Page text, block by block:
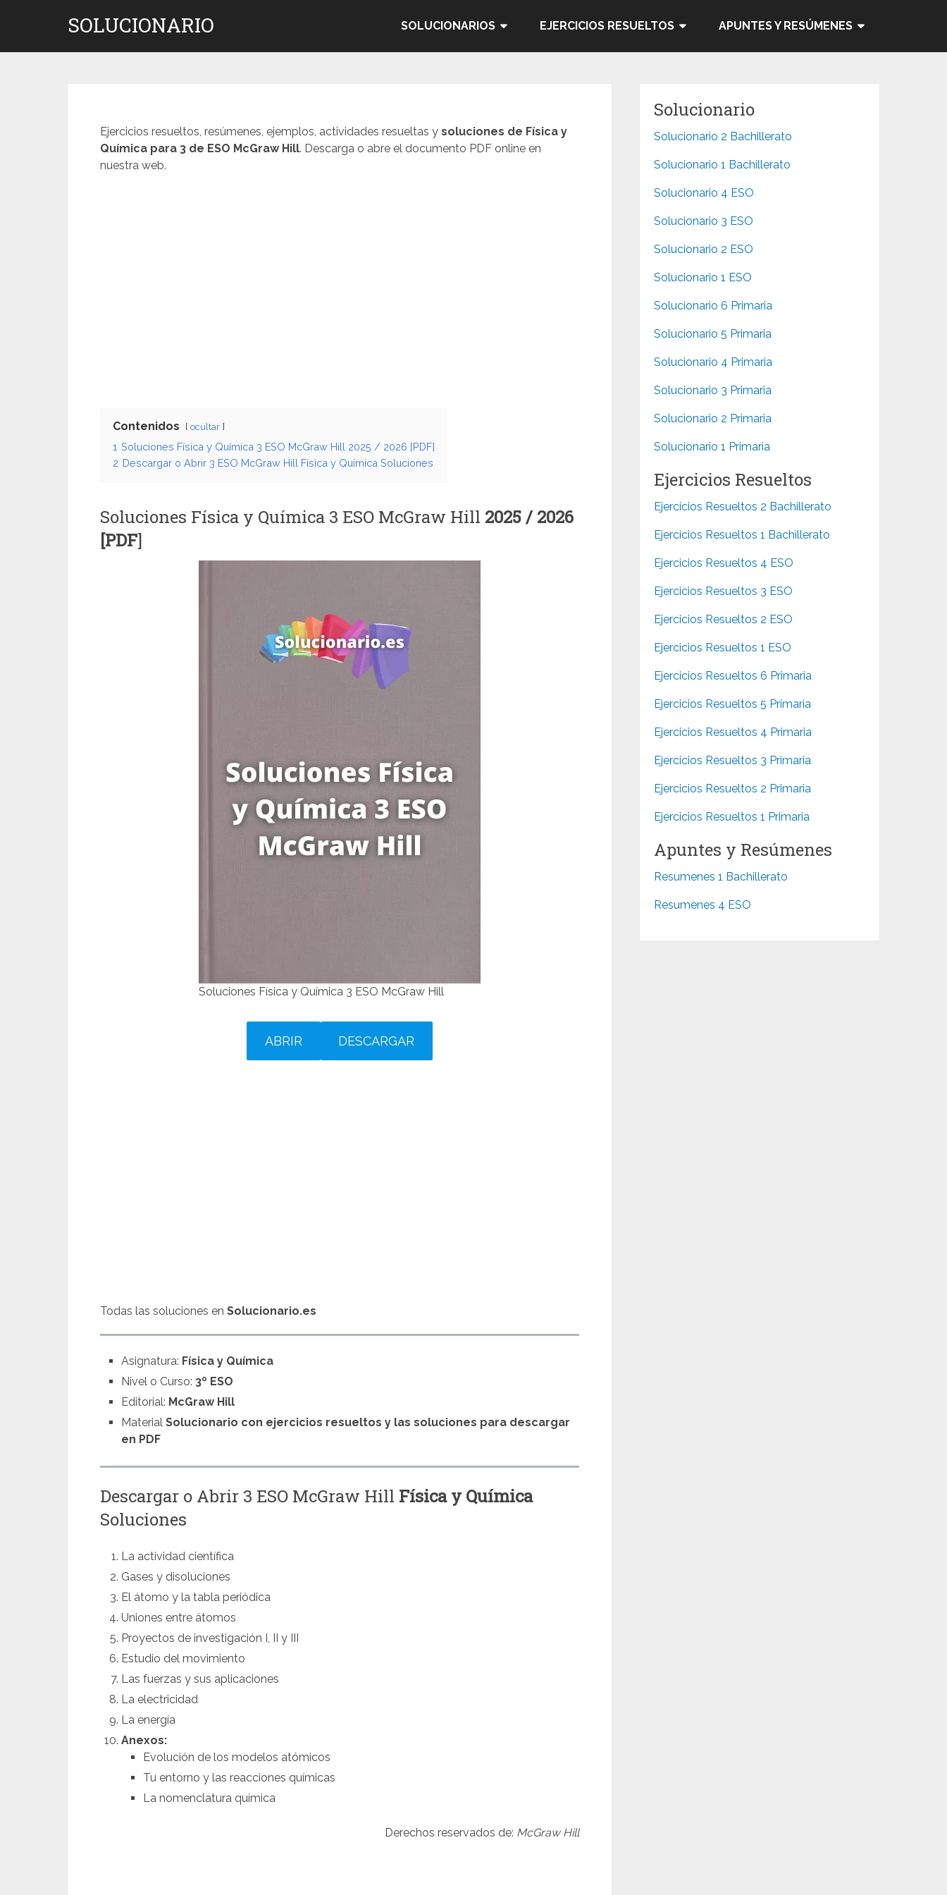
SOLUCIONARIO SOLUCIONARIOS EJERCICIOS RESUELTOS APUNTES Y RESÚMENES
Ejercicios resueltos, resúmenes, ejemplos, actividades resueltas y soluciones de Física y
Química para 3 de ESO McGraw Hill. Descarga o abre el documento PDF online en
nuestra web.
Contenidos ocultar
1 Soluciones Física y Química 3 ESO McGraw Hill 2025 / 2026 [PDF]
2 Descargar o Abrir 3 ESO McGraw Hill Física y Química Soluciones
Soluciones Física y Química 3 ESO McGraw Hill 2025 / 2026
[PDF]
Soluciones Física y Química 3 ESO McGraw Hill
ABRIR DESCARGAR
Todas las soluciones en Solucionario.es
Asignatura: Física y Química
Nivel o Curso: 3º ESO
Editorial: McGraw Hill
MaterialSolucionario con ejercicios resueltos y las soluciones para descargar
en PDF
Descargar o Abrir 3 ESO McGraw Hill Física y Química
Soluciones
La actividad científica
Gases y disoluciones
El átomo y la tabla periódica
Uniones entre átomos
Proyectos de investigación I, II y III
Estudio del movimiento
Las fuerzas y sus aplicaciones
La electricidad
La energía
Anexos:
Evolución de los modelos atómicos
Tu entorno y las reacciones químicas
La nomenclatura química
Derechos reservados de: McGraw Hill
Solucionario
Solucionario 2 Bachillerato
Solucionario 1 Bachillerato
Solucionario 4 ESO
Solucionario 3 ESO
Solucionario 2 ESO
Solucionario 1 ESO
Solucionario 6 Primaria
Solucionario 5 Primaria
Solucionario 4 Primaria
Solucionario 3 Primaria
Solucionario 2 Primaria
Solucionario 1 Primaria
Ejercicios Resueltos
Ejercicios Resueltos 2 Bachillerato
Ejercicios Resueltos 1 Bachillerato
Ejercicios Resueltos 4 ESO
Ejercicios Resueltos 3 ESO
Ejercicios Resueltos 2 ESO
Ejercicios Resueltos 1 ESO
Ejercicios Resueltos 6 Primaria
Ejercicios Resueltos 5 Primaria
Ejercicios Resueltos 4 Primaria
Ejercicios Resueltos 3 Primaria
Ejercicios Resueltos 2 Primaria
Ejercicios Resueltos 1 Primaria
Apuntes y Resúmenes
Resumenes 1 Bachillerato
Resumenes 4 ESO